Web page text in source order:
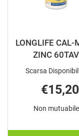
LONGLIFE CAL-
ZINC 60TAV
Scarsa
€15,20
Non mutuabile